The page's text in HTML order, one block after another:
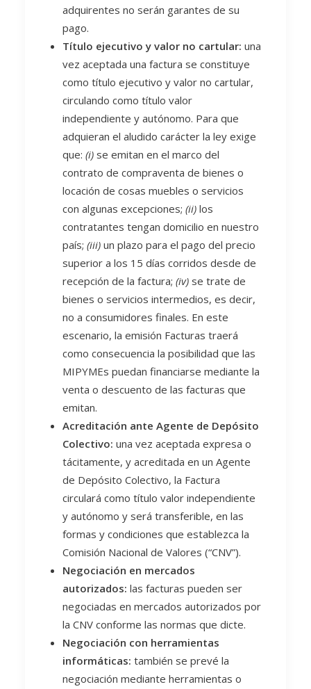
adquirentes no serán garantes de su
pago.
Título ejecutivo y valor no cartular: una
vez aceptada una factura se constituye
como título ejecutivo y valor no cartular,
circulando como título valor
independiente y autónomo. Para que
adquieran el aludido carácter la ley exige
que: (i) se emitan en el marco del
contrato de compraventa de bienes o
locación de cosas muebles o servicios
con algunas excepciones; (ii) los
contratantes tengan domicilio en nuestro
país; (iii) un plazo para el pago del precio
superior a los 15 días corridos desde de
recepción de la factura; (iv) se trate de
bienes o servicios intermedios, es decir,
no a consumidores finales. En este
escenario, la emisión Facturas traerá
como consecuencia la posibilidad que las
MIPYMEs puedan financiarse mediante la
venta o descuento de las facturas que
emitan.
Acreditación ante Agente de Depósito
Colectivo: una vez aceptada expresa o
tácitamente, y acreditada en un Agente
de Depósito Colectivo, la Factura
circulará como título valor independiente
y autónomo y será transferible, en las
formas y condiciones que establezca la
Comisión Nacional de Valores (“CNV”).
Negociación en mercados
autorizados: las facturas pueden ser
negociadas en mercados autorizados por
la CNV conforme las normas que dicte.
Negociación con herramientas
informáticas: también se prevé la
negociación mediante herramientas o